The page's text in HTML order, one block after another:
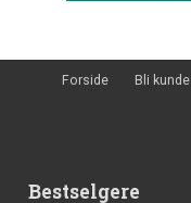
Forside Bli kunde
Bestselgere